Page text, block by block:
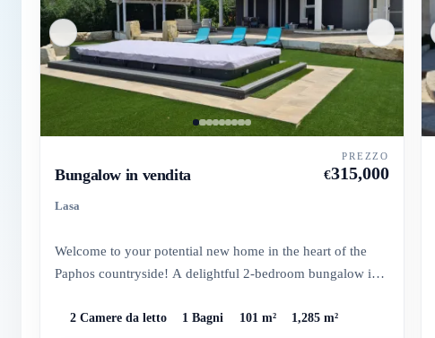
Bungalow in vendita
Lasa
PREZZO
€315,000
Welcome to your potential new home in the heart of the
Paphos countryside! A delightful 2-bedroom bungalow in
2 Camere da letto 1 Bagni 101 m² 1,285 m²